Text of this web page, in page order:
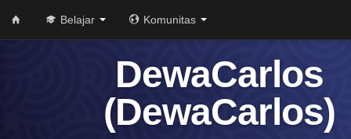
Belajar Komunitas
DewaCarlos
(DewaCarlos)